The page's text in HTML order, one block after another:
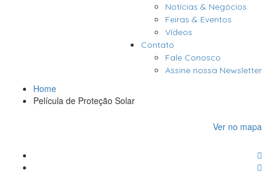
Notícias & Negócios
Feiras & Eventos
Vídeos
Contato
Fale Conosco
Assine nossa Newsletter
Home
Película de Proteção Solar
Ver no mapa